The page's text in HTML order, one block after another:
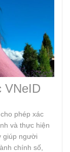
VNeID
phép xác
và thực hiện
giúp người
chính số,